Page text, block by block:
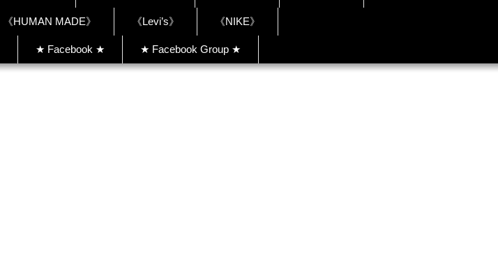
《HUMAN MADE》 《Levi’s》 《NIKE》
★ Facebook ★ ★ Facebook Group ★